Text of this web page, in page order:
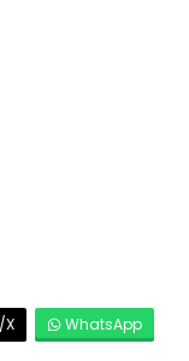
X WhatsApp